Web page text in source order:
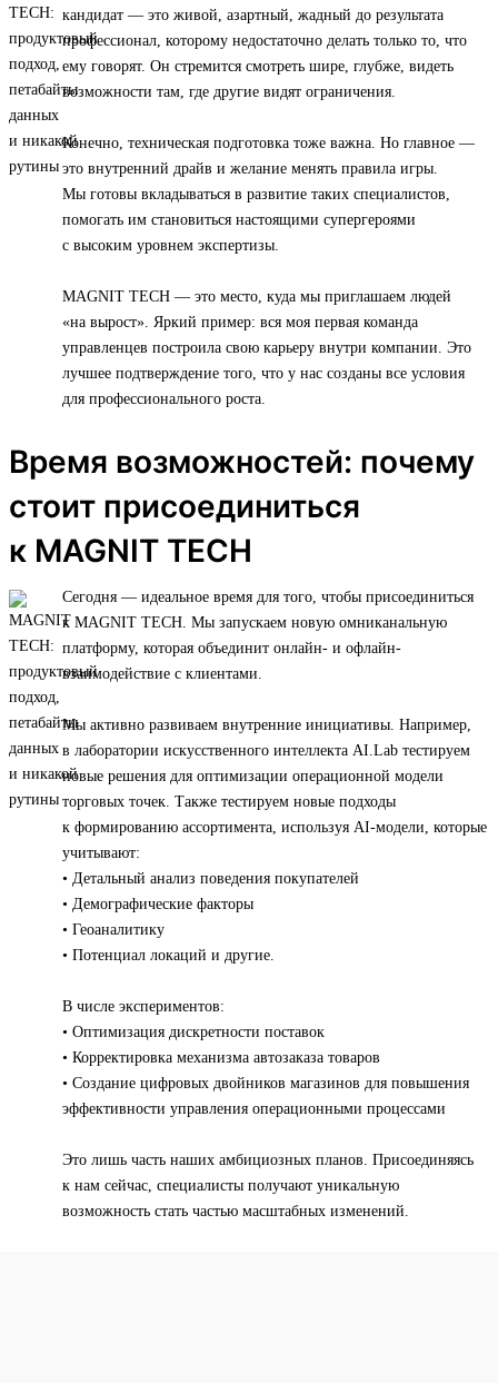
кандидат — это живой, азартный, жадный до результата
профессионал, которому недостаточно делать только то, что
ему говорят. Он стремится смотреть шире, глубже, видеть
возможности там, где другие видят ограничения.
Конечно, техническая подготовка тоже важна. Но главное —
это внутренний драйв и желание менять правила игры.
Мы готовы вкладываться в развитие таких специалистов,
помогать им становиться настоящими супергероями
с высоким уровнем экспертизы.
MAGNIT TECH — это место, куда мы приглашаем людей
«на вырост». Яркий пример: вся моя первая команда
управленцев построила свою карьеру внутри компании. Это
лучшее подтверждение того, что у нас созданы все условия
для профессионального роста.
Время возможностей: почему
стоит присоединиться
к MAGNIT TECH
Сегодня — идеальное время для того, чтобы присоединиться
к MAGNIT TECH. Мы запускаем новую омниканальную
платформу, которая объединит онлайн- и офлайн-
взаимодействие с клиентами.
Мы активно развиваем внутренние инициативы. Например,
в лаборатории искусственного интеллекта AI.Lab тестируем
новые решения для оптимизации операционной модели
торговых точек. Также тестируем новые подходы
к формированию ассортимента, используя AI-модели, которые
учитывают:
• Детальный анализ поведения покупателей
• Демографические факторы
• Геоаналитику
• Потенциал локаций и другие.
В числе экспериментов:
• Оптимизация дискретности поставок
• Корректировка механизма автозаказа товаров
• Создание цифровых двойников магазинов для повышения
эффективности управления операционными процессами
Это лишь часть наших амбициозных планов. Присоединяясь
к нам сейчас, специалисты получают уникальную
возможность стать частью масштабных изменений.